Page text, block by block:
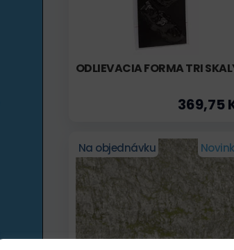
ODLIEVACIA FORMA TRI
369,75
Na objednávku